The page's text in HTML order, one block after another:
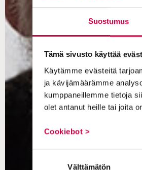
Suostumus
Tämä sivusto käyttää
Käytämme evästeitä
ja kävijämäärämme
kumppaneillemme tietoja
olet antanut heille tai joita
Cookiebot >
Välttämätön